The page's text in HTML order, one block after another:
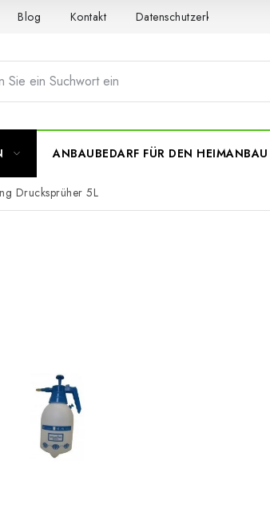
Blog Kontakt Datenschutzerklärung
ANBAUBEDARF FÜR DEN HEIMANBAU
Drucksprüher 5L